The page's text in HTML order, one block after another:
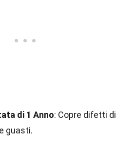
di 1 Anno: Copre difetti di
guasti.